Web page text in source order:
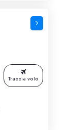
Traccia volo